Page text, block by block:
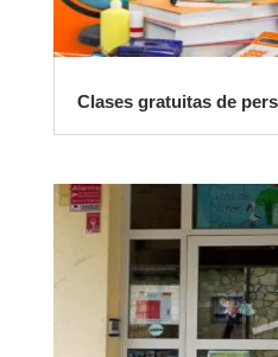
Clases gratuitas de